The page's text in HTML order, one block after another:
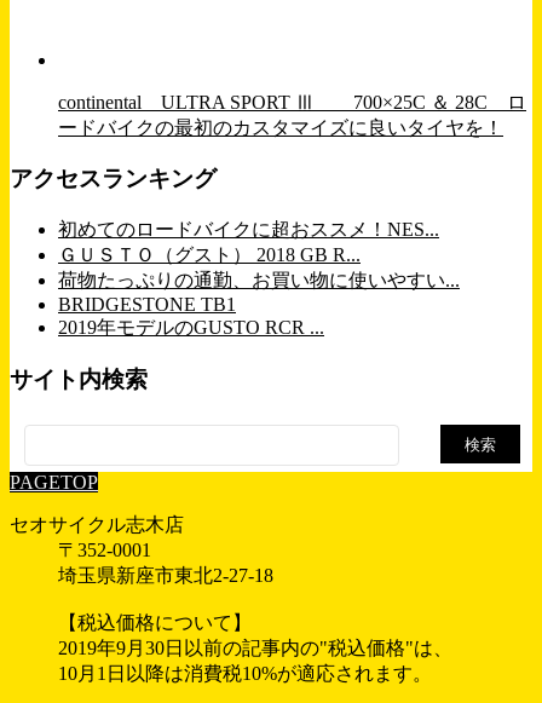
continental ULTRA SPORT Ⅲ 700×25C ＆ 28C ロ
ードバイクの最初のカスタマイズに良いタイヤを！
アクセスランキング
初めてのロードバイクに超おススメ！NES...
ＧＵＳＴＯ（グスト） 2018 GB R...
荷物たっぷりの通勤、お買い物に使いやすい...
BRIDGESTONE TB1
2019年モデルのGUSTO RCR ...
サイト内検索
索:
PAGETOP
セオサイクル志木店
〒352-0001
埼玉県新座市東北2-27-18
【税込価格について】
2019年9月30日以前の記事内の"税込価格"は、
10月1日以降は消費税10%が適応されます。